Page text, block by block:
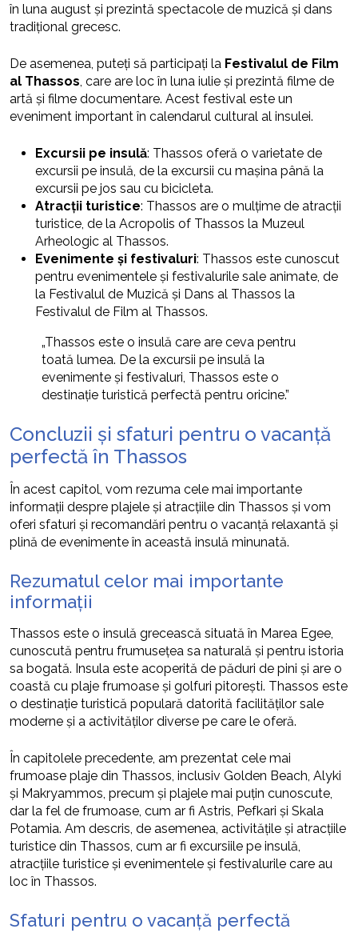
în luna august și prezintă spectacole de muzică și dans
tradițional grecesc.
De asemenea, puteți să participați la Festivalul de Film
al Thassos , care are loc în luna iulie și prezintă filme de
artă și filme documentare. Acest festival este un
eveniment important în calendarul cultural al insulei.
Excursii pe insulă: Thassos oferă o varietate de
excursii pe insulă, de la excursii cu mașina până la
excursii pe jos sau cu bicicleta.
Atracții turistice: Thassos are o mulțime de atracții
turistice, de la Acropolis of Thassos la Muzeul
Arheologic al Thassos.
Evenimente și festivaluri: Thassos este cunoscut
pentru evenimentele și festivalurile sale animate, de
la Festivalul de Muzică și Dans al Thassos la
Festivalul de Film al Thassos.
„Thassos este o insulă care are ceva pentru
toată lumea. De la excursii pe insulă la
evenimente și festivaluri, Thassos este o
destinație turistică perfectă pentru oricine.”
Concluzii și sfaturi pentru o vacanță
perfectă în Thassos
În acest capitol, vom rezuma cele mai importante
informații despre plajele și atracțiile din Thassos și vom
oferi sfaturi și recomandări pentru o vacanță relaxantă și
plină de evenimente în această insulă minunată.
Rezumatul celor mai importante
informații
Thassos este o insulă grecească situată în Marea Egee,
cunoscută pentru frumusețea sa naturală și pentru istoria
sa bogată. Insula este acoperită de păduri de pini și are o
coastă cu plaje frumoase și golfuri pitorești. Thassos este
o destinație turistică populară datorită facilităților sale
moderne și a activităților diverse pe care le oferă.
În capitolele precedente, am prezentat cele mai
frumoase plaje din Thassos, inclusiv Golden Beach, Alyki
și Makryammos, precum și plajele mai puțin cunoscute,
dar la fel de frumoase, cum ar fi Astris, Pefkari și Skala
Potamia. Am descris, de asemenea, activitățile și atracțiile
turistice din Thassos, cum ar fi excursiile pe insulă,
atracțiile turistice și evenimentele și festivalurile care au
loc în Thassos.
Sfaturi pentru o vacanță perfectă